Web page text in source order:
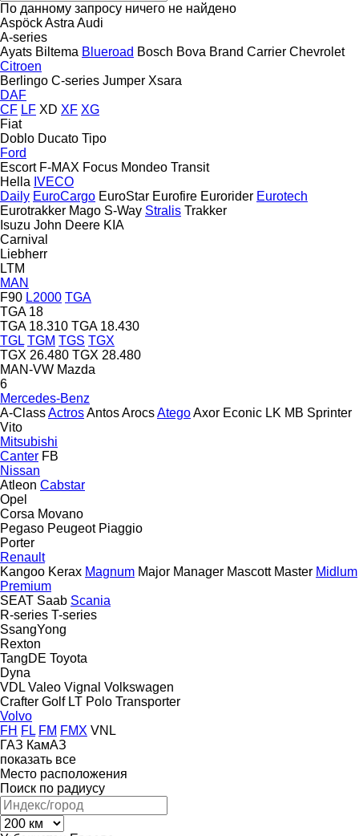
По данному запросу ничего не найдено
AspöckAstra Audi
A-series
Ayats Biltema Blueroad Bosch Bova Brand Carrier Chevrolet
Citroen
Berlingo C-series Jumper Xsara
DAF
CF LF XD XF XG
Fiat
Doblo Ducato Tipo
Ford
Escort F-MAX Focus Mondeo Transit
Hella IVECO
Daily EuroCargo EuroStar Eurofire Eurorider Eurotech
Eurotrakker Mago S-Way Stralis Trakker
Isuzu John Deere KIA
Carnival
Liebherr
LTM
MAN
F90 L2000 TGA
TGA 18
TGA 18.310 TGA 18.430
TGL TGM TGS TGX
TGX 26.480 TGX 28.480
MAN-VW Mazda
6
Mercedes-Benz
A-ClassActrosAntosArocsAtegoAxor Econic LK MB Sprinter
Vito
Mitsubishi
Canter FB
Nissan
Atleon Cabstar
Opel
Corsa Movano
Pegaso Peugeot Piaggio
Porter
Renault
Kangoo Kerax Magnum Major Manager Mascott Master Midlum
Premium
SEAT Saab Scania
R-series T-series
SsangYong
Rexton
TangDE Toyota
Dyna
VDL Valeo Vignal Volkswagen
Crafter Golf LT Polo Transporter
Volvo
FH FL FM FMX VNL
ГАЗ КамАЗ
показать все
Место расположения
Поиск по радиусу